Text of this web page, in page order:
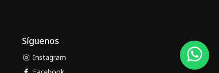
Síguenos
Instagram